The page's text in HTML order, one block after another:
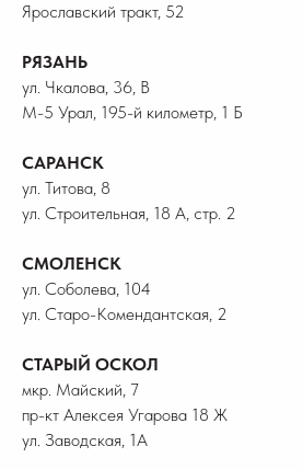
Ярославский тракт, 52
РЯЗАНЬ
ул. Чкалова, 36, В
М-5 Урал, 195-й километр, 1 Б
САРАНСК
ул. Титова, 8
ул. Строительная, 18 А, стр. 2
СМОЛЕНСК
ул. Соболева, 104
ул. Старо-Комендантская, 2
СТАРЫЙ ОСКОЛ
мкр. Майский, 7
пр-кт Алексея Угарова 18 Ж
ул. Заводская, 1А